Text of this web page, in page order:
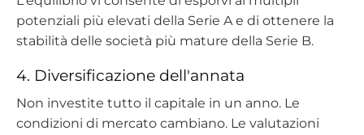
potenziali più elevati della Serie A e di ottenere la
stabilità delle società più mature della Serie B.
4. Diversificazione dell'annata
Non investite tutto il capitale in un anno. Le
condizioni di mercato cambiano. Le valutazioni